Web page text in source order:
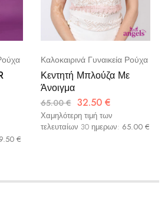
€
Καλοκαιρινά Γυναικεία Ρούχα
Κεντητή Μπλούζα Με
Άνοιγμα
65.00€ 32.50 €
Χαμηλότερη τιμή των
τελευταίων 30 ημερων: 65.00 €